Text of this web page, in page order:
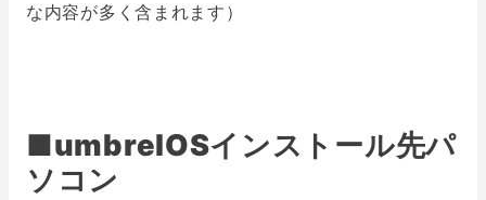
な内容が多く含まれます）
■umbrelOSインストール先パ
ソコン